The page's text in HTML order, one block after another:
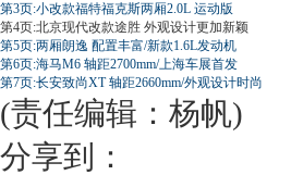
第3页:小改款福特福克斯两厢2.0L 运动版
第4页:北京现代改款途胜 外观设计更加新颖
第5页:两厢朗逸 配置丰富/新款1.6L发动机
第6页:海马M6 轴距2700mm/上海车展首发
第7页:长安致尚XT 轴距2660mm/外观设计时尚
(责任编辑：杨帆)
分享到：